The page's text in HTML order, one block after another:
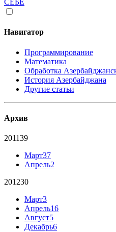
СЕБЕ
Навигатор
Программирование
Математика
Обработка
История Азербайджана
Другие статьи
Архив
201139
Март37
Апрель2
201230
Март3
Апрель16
Август5
Декабрь6